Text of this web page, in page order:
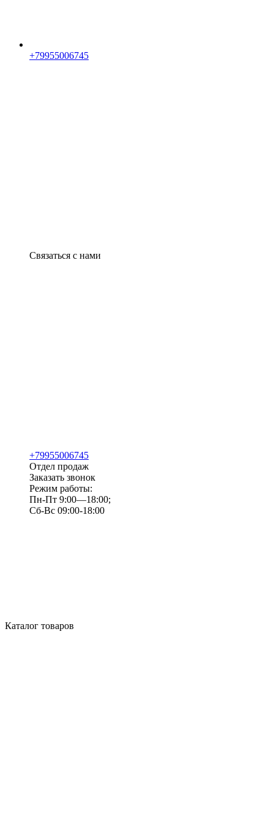
+79955006745
Связаться с нами
+79955006745
Отдел продаж
Заказать звонок
Режим работы:
Пн-Пт 9:00—18:00;
Сб-Вс 09:00-18:00
Каталог товаров